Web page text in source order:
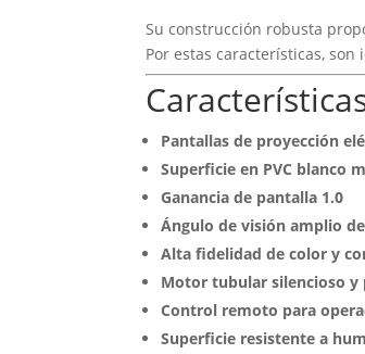
Su construcción robusta
Por estas características,
Pantallas de proyección
Superficie en PVC blanco
Ganancia de pantalla 1.0
Ángulo de visión amplio de
Alta fidelidad de color y
Motor tubular silencioso y
Control remoto para
Superficie resistente a